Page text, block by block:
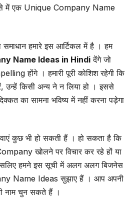
में एक Unique Company Name
हमारे इस आर्टिकल में है । हम
Name Ideas in Hindi देंगे जो
होंगे । हमारी पूरी कोशिश रहेगी कि
उन्हें किसी अन्य ने न लिया हो । इससे
का सामना भविष्य में नहीं करना पड़ेगा
कुछ भी हो सकती हैं । हो सकता है कि
खोलने पर विचार कर रहे हों या
हमने इस सूची में अलग अलग बिजनेस
Name Ideas सुझाए हैं । आप अपनी
नाम चुन सकते हैं ।